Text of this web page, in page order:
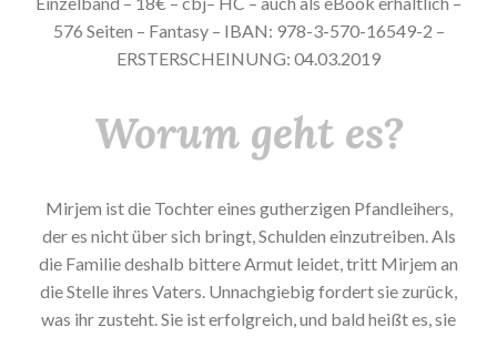
576 Seiten – Fantasy – IBAN: 978-3-570-16549-2 –
ERSTERSCHEINUNG: 04.03.2019
Worum geht es?
Mirjem ist die Tochter eines gutherzigen Pfandleihers,
der es nicht über sich bringt, Schulden einzutreiben. Als
die Familie deshalb bittere Armut leidet, tritt Mirjem an
die Stelle ihres Vaters. Unnachgiebig fordert sie zurück,
was ihr zusteht. Sie ist erfolgreich, und bald heißt es, sie